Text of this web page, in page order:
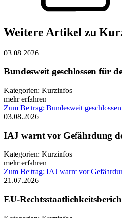
Weitere Artikel zu
03.08.2026
Bundesweit geschlossen für
Kategorien: Kurzinfos
mehr erfahren
Zum Beitrag: Bundesweit
03.08.2026
IAJ warnt vor Gefährdung
Kategorien: Kurzinfos
mehr erfahren
Zum Beitrag: IAJ warnt vor
21.07.2026
EU-